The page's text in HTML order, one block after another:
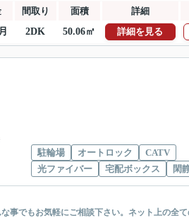
間取り 面積 詳細
2DK 50.06㎡ 詳細を見る
駐輪場 オートロック
CATV
光ファイバー
宅配ボックス 閑
事でもお気軽にご相談下さい。ネット上の全